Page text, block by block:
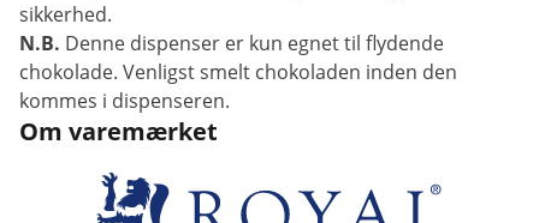
sikkerhed.
N.B. Denne dispenser er kun egnet til flydende
chokolade. Venligst smelt chokoladen inden den
kommes i dispenseren.
Om varemærket